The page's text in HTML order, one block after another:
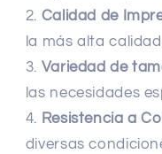
Calidad de
la más alta
Variedad de
las necesidades
Resistencia a
diversas